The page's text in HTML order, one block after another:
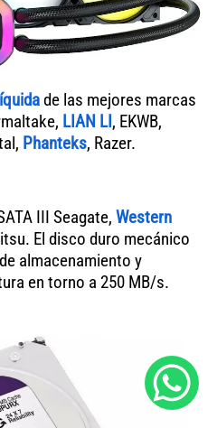
de las mejores marcas
LIAN LI, EKWB,
Phanteks, Razer.
III Seagate, Western
El disco duro mecánico
almacenamiento y
en torno a 250 MB/s.